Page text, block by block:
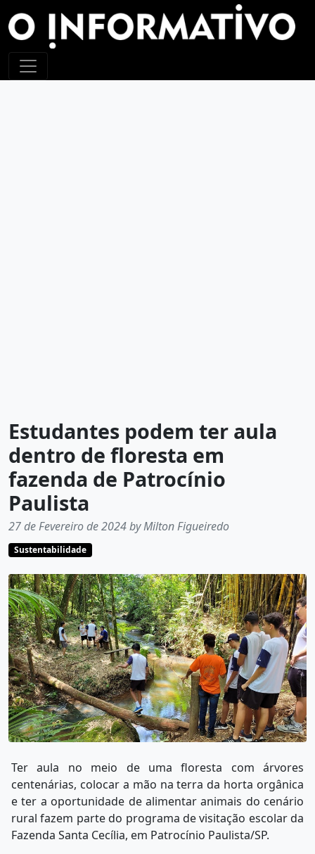
Estudantes podem ter aula
dentro de floresta em
fazenda de Patrocínio
Paulista
27 de Fevereiro de 2024 by Milton Figueiredo
Sustentabilidade
Ter aula no meio de uma floresta com árvores
centenárias, colocar a mão na terra da horta orgânica
e ter a oportunidade de alimentar animais do cenário
rural fazem parte do programa de visitação escolar da
Fazenda Santa Cecília, em Patrocínio Paulista/SP.